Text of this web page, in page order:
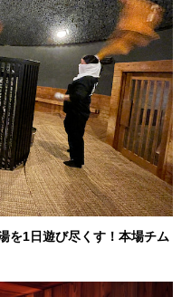
を1日遊び尽くす！本場チム